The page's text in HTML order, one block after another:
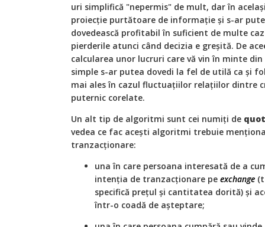
uri simplifică "nepermis" de mult, dar în
proiecţie purtătoare de informaţie şi s-ar
dovedească profitabil în suficient de multe
pierderile atunci când decizia e greşită. De
calcularea unor lucruri care vă vin în minte
simple s-ar putea dovedi la fel de utilă ca şi
mai ales în cazul fluctuaţiilor relaţiilor dintre
puternic corelate.
Un alt tip de algoritmi sunt cei numiţi de
vedea ce fac aceşti algoritmi trebuie
tranzacţionare:
una în care persoana interesată de a
intenţia de tranzacţionare pe exchange
specifică preţul şi cantitatea dorită) şi
într-o coadă de aşteptare;